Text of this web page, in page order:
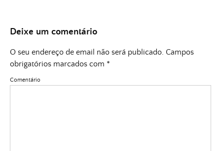
Deixe um comentário
O seu endereço de email não será publicado. Campos
obrigatórios marcados com *
Comentário